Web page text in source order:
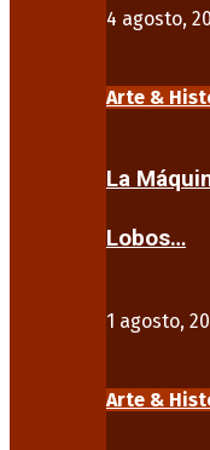
4 agosto,
Arte &
La
Lobos…
1 agosto,
Arte &